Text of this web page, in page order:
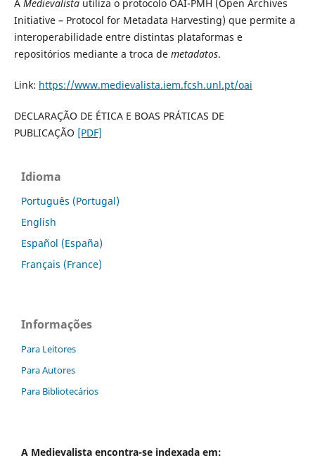
A Medievalistautiliza o protocolo OAI-PMH (Open Archives
Initiative – Protocol for Metadata Harvesting) que permite a
interoperabilidade entre distintas plataformas e
repositórios mediante a troca de metadatos.
Link: https://www.medievalista.iem.fcsh.unl.pt/oai
DECLARAÇÃO DE ÉTICA E BOAS PRÁTICAS DE
PUBLICAÇÃO [PDF]
Idioma
Português (Portugal)
English
Español (España)
Français (France)
Informações
Para Leitores
Para Autores
Para Bibliotecários
A Medievalista encontra-se indexada em: